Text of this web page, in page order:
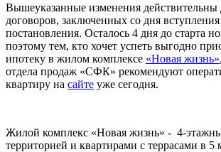
Вышеуказанные изменения действительны
договоров, заключенных со дня
постановления. Осталось 4 дня до старта
поэтому тем, кто хочет успеть выгодно
ипотеку в жилом комплексе «Новая жизнь»
отдела продаж «СФК» рекомендуют
квартиру на сайте уже сегодня.
Жилой комплекс «Новая жизнь» - 4-
территорией и квартирами с террасами в 5